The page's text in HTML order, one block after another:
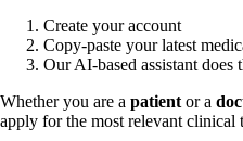
Create your account
Copy-paste your latest
Our AI-based assistant does
Whether you are a patient or a
apply for the most relevant clinical